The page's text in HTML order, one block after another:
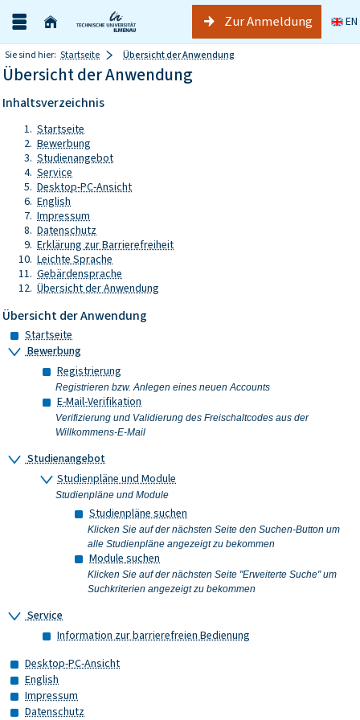
Zur Anmeldung EN
Sie sind hier: Startseite Übersicht der Anwendung
Übersicht der Anwendung
Inhaltsverzeichnis
Startseite
Bewerbung
Studienangebot
Service
Desktop-PC-Ansicht
English
Impressum
Datenschutz
Erklärung zur Barrierefreiheit
Leichte Sprache
Gebärdensprache
Übersicht der Anwendung
Übersicht der Anwendung
Startseite
Bewerbung
Registrierung
Registrieren bzw. Anlegen eines neuen Accounts
E-Mail-Verifikation
Verifizierung und Validierung des Freischaltcodes aus der
Willkommens-E-Mail
Studienangebot
Studienpläne und Module
Studienpläne und Module
Studienpläne suchen
Klicken Sie auf der nächsten Seite den Suchen-Button um
alle Studienpläne angezeigt zu bekommen
Module suchen
Klicken Sie auf der nächsten Seite "Erweiterte Suche" um
Suchkriterien angezeigt zu bekommen
Service
Information zur barrierefreien Bedienung
Desktop-PC-Ansicht
English
Impressum
Datenschutz